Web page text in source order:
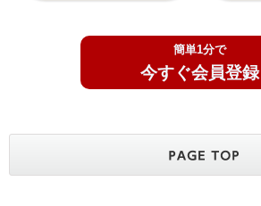
簡単1分で
今すぐ会員登録